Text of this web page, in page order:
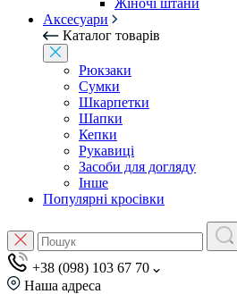
Жіночі штани
Аксесуари
Каталог товарів
Рюкзаки
Сумки
Шкарпетки
Шапки
Кепки
Рукавиці
Засоби для догляду
Інше
Популярні кросівки
+38 (098) 103 67 70
Наша адреса